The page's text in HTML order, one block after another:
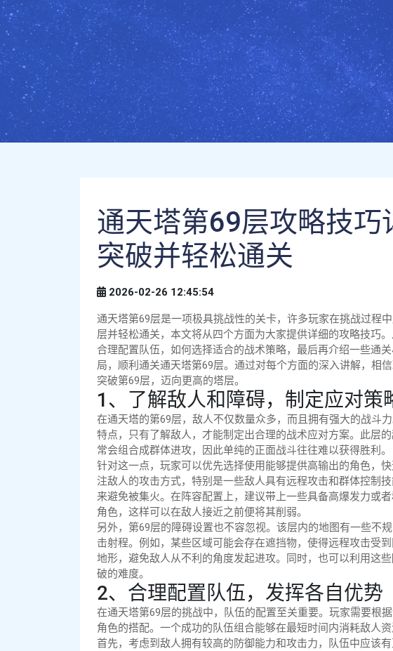
通天塔第69层攻略技巧
突破并轻松通关
2026-02-26 12:45:54
通天塔第69层是一项极具挑战性的关卡，许多玩家在挑战过程
层并轻松通关，本文将从四个方面为大家提供详细的攻略技巧
合理配置队伍，如何选择适合的战术策略，最后再介绍一些通
局，顺利通关通天塔第69层。通过对每个方面的深入讲解，相
突破第69层，迈向更高的塔层。
1、了解敌人和障碍，制定应对策
在通天塔的第69层，敌人不仅数量众多，而且拥有强大的战斗
特点，只有了解敌人，才能制定出合理的战术应对方案。此层
常会组合成群体进攻，因此单纯的正面战斗往往难以获得胜利。
针对这一点，玩家可以优先选择使用能够提供高输出的角色，
注敌人的攻击方式，特别是一些敌人具有远程攻击和群体控制
来避免被集火。在阵容配置上，建议带上一些具备高爆发力或
角色，这样可以在敌人接近之前便将其削弱。
另外，第69层的障碍设置也不容忽视。该层内的地图有一些不
击射程。例如，某些区域可能会存在遮挡物，使得远程攻击受
地形，避免敌人从不利的角度发起进攻。同时，也可以利用这
破的难度。
2、合理配置队伍，发挥各自优势
在通天塔第69层的挑战中，队伍的配置至关重要。玩家需要根
角色的搭配。一个成功的队伍组合能够在最短时间内消耗敌人资
首先，考虑到敌人拥有较高的防御能力和攻击力，队伍中应该